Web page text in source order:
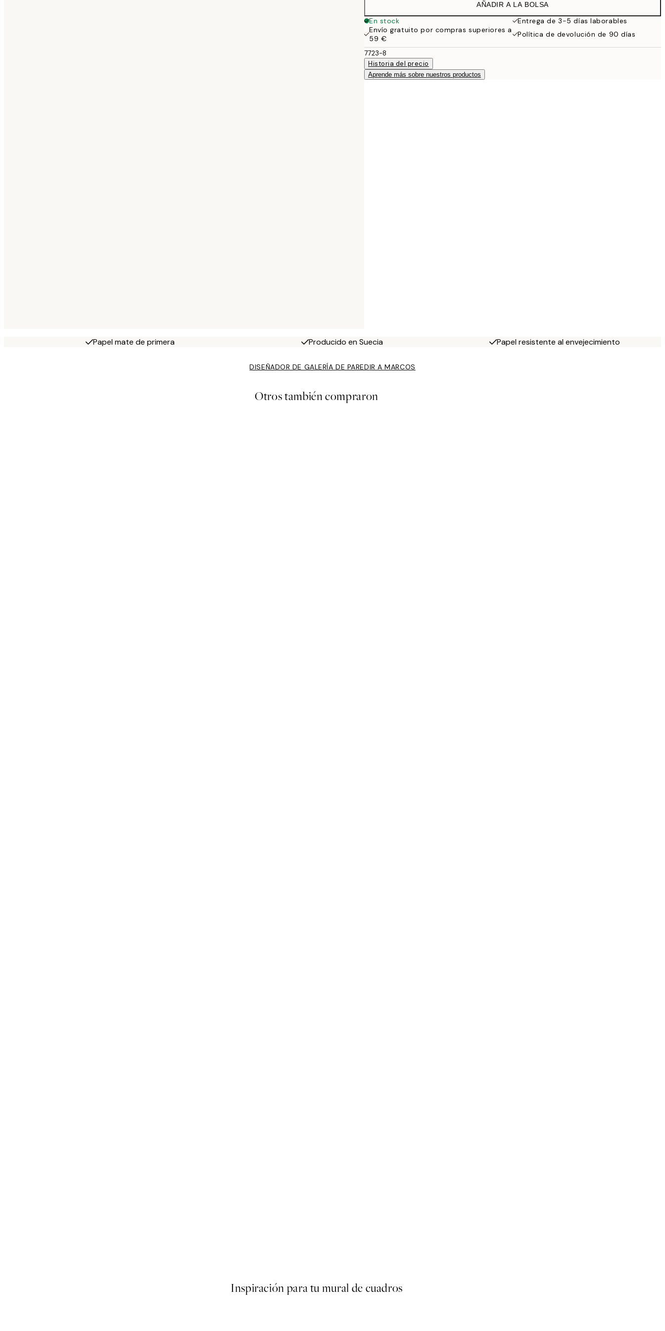
AÑADIR A LA BOLSA
En stock
Entrega de 3-5 días laborables
Envío gratuito por compras superiores a
59 €
Política de devolución de 90 días
7723-8
Historia del precio
Aprende más sobre nuestros productos
Papel mate de primera Producido en Suecia Papel resistente al envejecimiento
DISEÑADOR DE GALERÍA DE PAREDIR A MARCOS
Otros también compraron
Inspiración para tu mural de cuadros